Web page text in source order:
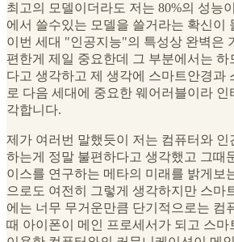
최고의 모델이더라도 저는 80%의 성능
에서 쓸수있는 모델을 쓸거라는 확신이
이번 세대 "인공지능"의 특성상 완벽은
편한게 제일 중요한데 그 부분에서는
다고 생각하고 제 생각에 스마트안경과
로 다음 세대에 중요한 웨어러블이라
각합니다.
제가 여러번 말했듯이 저는 컴퓨터와 인
하는게 정말 불편하다고 생각했고 그때
이스를 연구하는 메타의 미래를 밝게보
으로도 여전히 그렇게 생각하지만 스마
에는 너무 무거운만큼 단기적으로는 컴
때 아이폰이 메인 프로세서가 되고 스마